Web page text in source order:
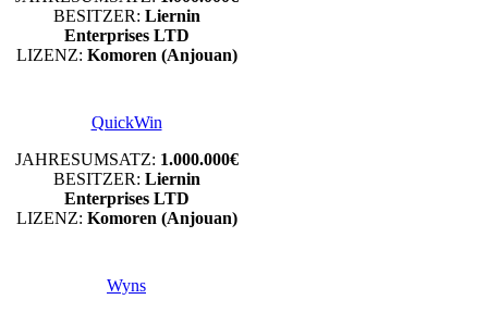
BESITZER: Liernin
Enterprises LTD
LIZENZ: Komoren (Anjouan)
QuickWin
JAHRESUMSATZ: 1.000.000€
BESITZER: Liernin
Enterprises LTD
LIZENZ: Komoren (Anjouan)
Wyns